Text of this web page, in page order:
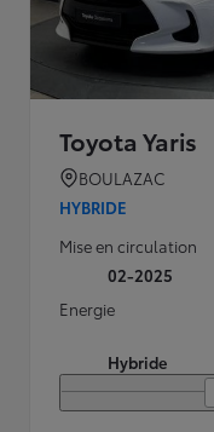
Toyota Yaris
BOULAZAC
HYBRIDE
Mise en circulation
02-2025
Energie
Hybride